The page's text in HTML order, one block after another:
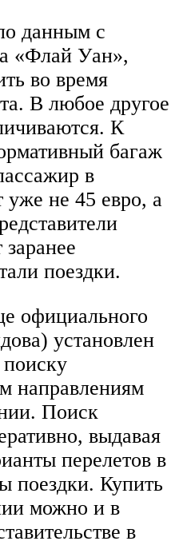
данным с
«Флай Уан»,
во время
В любое другое
К
багаж
в
уже не 45 евро, а
поездки.
официального
установлен
направлениям
Поиск
выдавая
перелетов в
поездки. Купить
можно и в
в